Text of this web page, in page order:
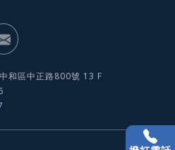
和區中正路800號 13 F